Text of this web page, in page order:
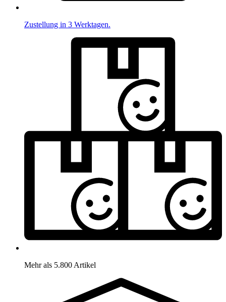
Zustellung in 3 Werktagen.
Mehr als 5.800 Artikel